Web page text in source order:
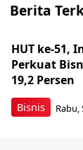
Berita
Bisnis
HUT ke-51,
Perkuat
19,2 Persen
Rabu,